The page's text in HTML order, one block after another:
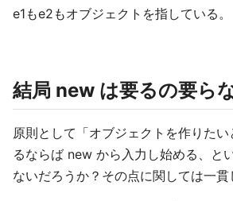
e1もe2もオブジェクトを指している。
結局 new は要るの要ら
原則として「オブジェクトを作りた
るならば new から入力し始める、と
ないだろうか？その点に関しては一貫